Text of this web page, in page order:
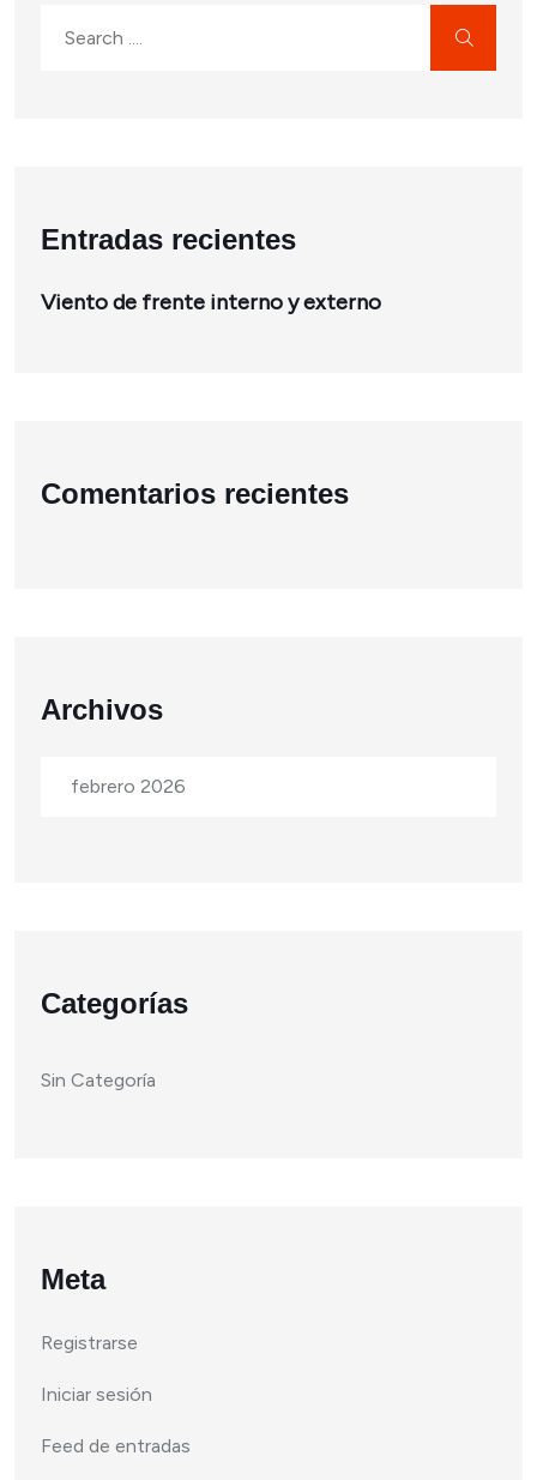
Entradas recientes
Viento de frente interno y externo
Comentarios recientes
Archivos
febrero 2026
Categorías
Sin Categoría
Meta
Registrarse
Iniciar sesión
Feed de entradas